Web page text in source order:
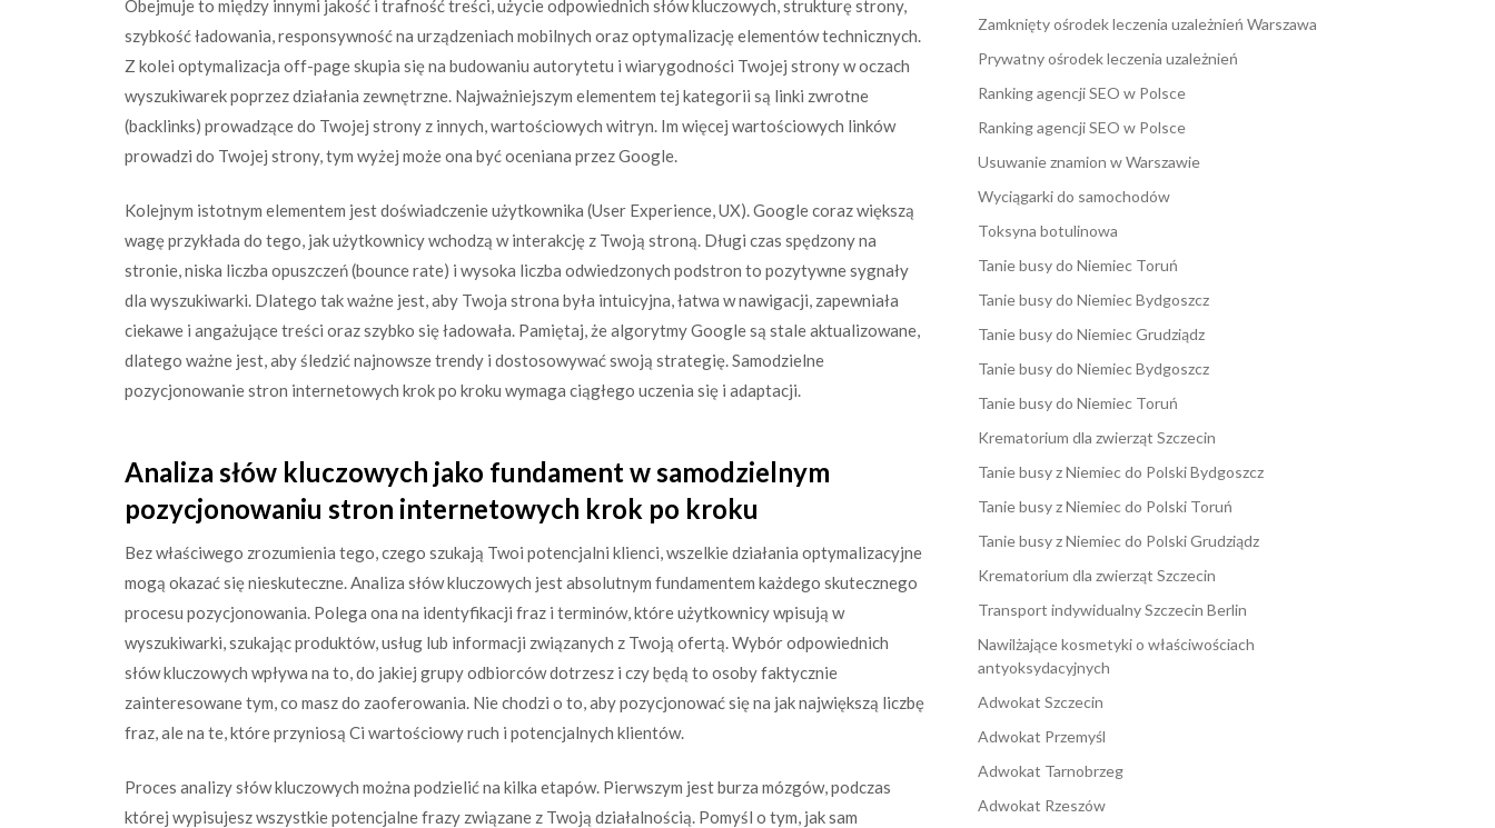
Obejmuje to między innymi jakość i trafność treści, użycie odpowiednich słów kluczowych, strukturę strony,
szybkość ładowania, responsywność na urządzeniach mobilnych oraz optymalizację elementów technicznych.
Z kolei optymalizacja off-page skupia się na budowaniu autorytetu i wiarygodności Twojej strony w oczach
wyszukiwarek poprzez działania zewnętrzne. Najważniejszym elementem tej kategorii są linki zwrotne
(backlinks) prowadzące do Twojej strony z innych, wartościowych witryn. Im więcej wartościowych linków
prowadzi do Twojej strony, tym wyżej może ona być oceniana przez Google.
Kolejnym istotnym elementem jest doświadczenie użytkownika (User Experience, UX). Google coraz większą
wagę przykłada do tego, jak użytkownicy wchodzą w interakcję z Twoją stroną. Długi czas spędzony na
stronie, niska liczba opuszczeń (bounce rate) i wysoka liczba odwiedzonych podstron to pozytywne sygnały
dla wyszukiwarki. Dlatego tak ważne jest, aby Twoja strona była intuicyjna, łatwa w nawigacji, zapewniała
ciekawe i angażujące treści oraz szybko się ładowała. Pamiętaj, że algorytmy Google są stale aktualizowane,
dlatego ważne jest, aby śledzić najnowsze trendy i dostosowywać swoją strategię. Samodzielne
pozycjonowanie stron internetowych krok po kroku wymaga ciągłego uczenia się i adaptacji.
Analiza słów kluczowych jako fundament w samodzielnym
pozycjonowaniu stron internetowych krok po kroku
Bez właściwego zrozumienia tego, czego szukają Twoi potencjalni klienci, wszelkie działania optymalizacyjne
mogą okazać się nieskuteczne. Analiza słów kluczowych jest absolutnym fundamentem każdego skutecznego
procesu pozycjonowania. Polega ona na identyfikacji fraz i terminów, które użytkownicy wpisują w
wyszukiwarki, szukając produktów, usług lub informacji związanych z Twoją ofertą. Wybór odpowiednich
słów kluczowych wpływa na to, do jakiej grupy odbiorców dotrzesz i czy będą to osoby faktycznie
zainteresowane tym, co masz do zaoferowania. Nie chodzi o to, aby pozycjonować się na jak największą liczbę
fraz, ale na te, które przyniosą Ci wartościowy ruch i potencjalnych klientów.
Proces analizy słów kluczowych można podzielić na kilka etapów. Pierwszym jest burza mózgów, podczas
której wypisujesz wszystkie potencjalne frazy związane z Twoją działalnością. Pomyśl o tym, jak sam
Zamknięty ośrodek leczenia uzależnień Warszawa
Prywatny ośrodek leczenia uzależnień
Ranking agencji SEO w Polsce
Ranking agencji SEO w Polsce
Usuwanie znamion w Warszawie
Wyciągarki do samochodów
Toksyna botulinowa
Tanie busy do Niemiec Toruń
Tanie busy do Niemiec Bydgoszcz
Tanie busy do Niemiec Grudziądz
Tanie busy do Niemiec Bydgoszcz
Tanie busy do Niemiec Toruń
Krematorium dla zwierząt Szczecin
Tanie busy z Niemiec do Polski Bydgoszcz
Tanie busy z Niemiec do Polski Toruń
Tanie busy z Niemiec do Polski Grudziądz
Krematorium dla zwierząt Szczecin
Transport indywidualny Szczecin Berlin
Nawilżające kosmetyki o właściwościach
antyoksydacyjnych
Adwokat Szczecin
Adwokat Przemyśl
Adwokat Tarnobrzeg
Adwokat Rzeszów